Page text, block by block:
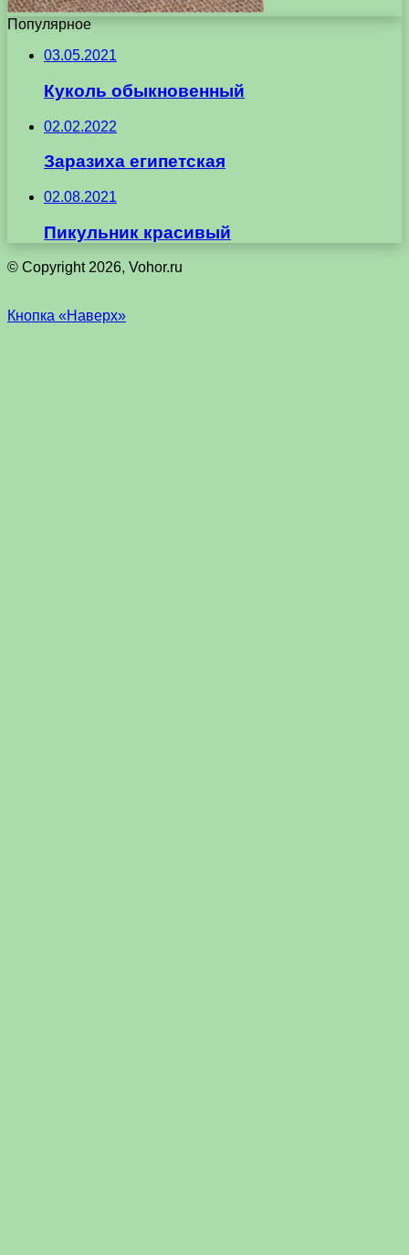
Популярное
03.05.2021
Куколь обыкновенный
02.02.2022
Заразиха египетская
02.08.2021
Пикульник красивый
© Copyright 2026, Vohor.ru
Кнопка «Наверх»